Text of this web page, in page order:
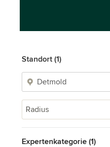
Standort (1)
Radius
Expertenkategorie (1)